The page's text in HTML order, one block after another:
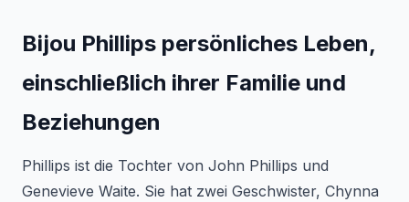
Bijou Phillips persönliches Leben,
einschließlich ihrer Familie und
Beziehungen
Phillips ist die Tochter von John Phillips und
Genevieve Waite. Sie hat zwei Geschwister, Chynna